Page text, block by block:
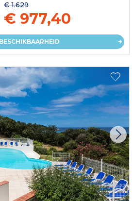
€ 1.629
€ 977,40